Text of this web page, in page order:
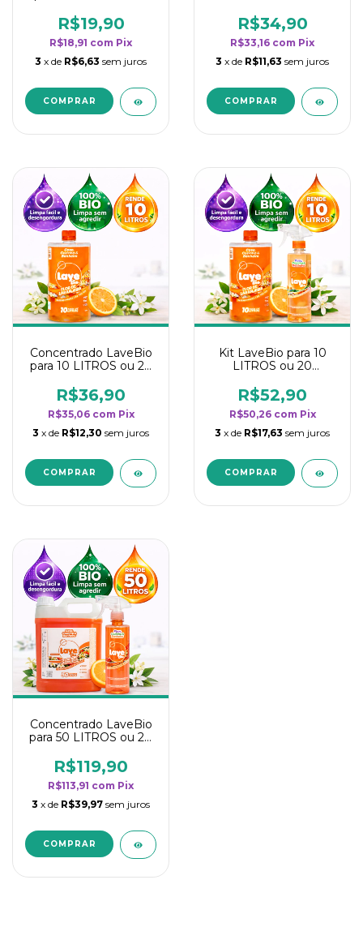
rendimento da
categoria - Flor de
Laranjeira
R$19,90
R$18,91 com Pix
3 x de R$6,63 sem juros
rendimento da
categoria - Flor de
Laranjeira
R$34,90
R$33,16 com Pix
3 x de R$11,63 sem juros
Concentrado LaveBio
para 10 LITROS ou 20
rendimento da
categoria - Flor de
Laranjeira
R$36,90
R$35,06 com Pix
3 x de R$12,30 sem juros
Kit LaveBio para 10
LITROS ou 20
rendimento da
categoria - Flor de
Laranjeira
R$52,90
R$50,26 com Pix
3 x de R$17,63 sem juros
Concentrado LaveBio
para 50 LITROS ou 20
rendimento da
categoria - Flor de
Laranjeira
R$119,90
R$113,91 com Pix
3 x de R$39,97 sem juros